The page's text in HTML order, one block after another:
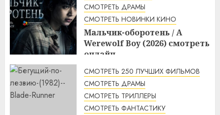
СМОТРЕТЬ ДРАМЫ
СМОТРЕТЬ НОВИНКИ КИНО
Мальчик-оборотень / A
Werewolf Boy (2026) смотреть
онлайн
3:10 10.08.2026
СМОТРЕТЬ 250 ЛУЧШИХ ФИЛЬМОВ
СМОТРЕТЬ ДРАМЫ
СМОТРЕТЬ ТРИЛЛЕРЫ
СМОТРЕТЬ ФАНТАСТИКУ